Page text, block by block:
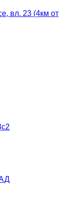
вл. 23 (4км от